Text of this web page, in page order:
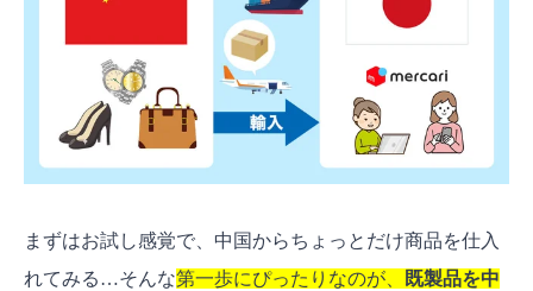
まずはお試し感覚で、中国からちょっとだけ商品を仕入
れてみる…そんな第一歩にぴったりなのが、
既製品を中